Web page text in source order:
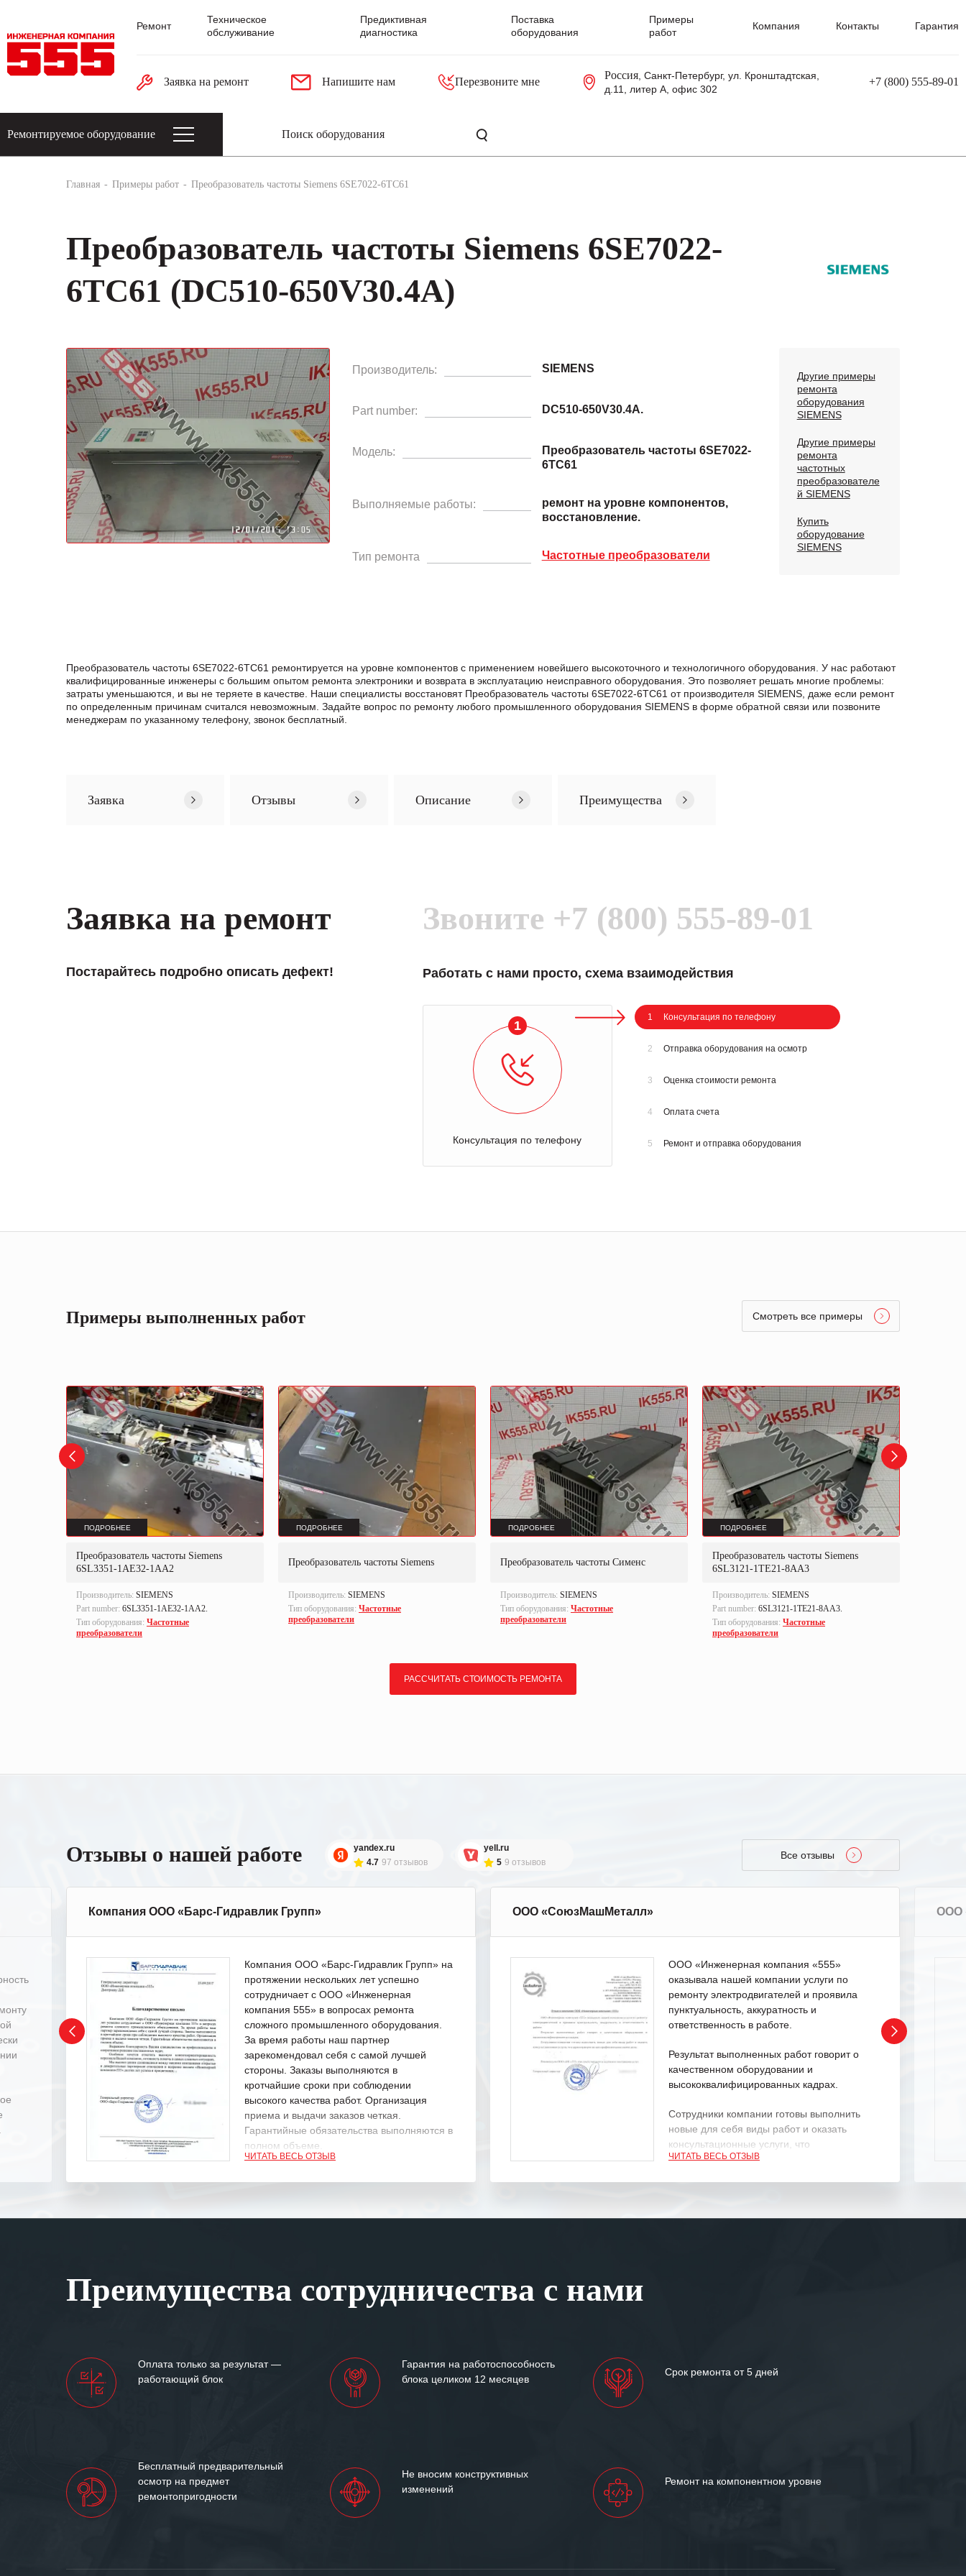
Ремонт
Техническое
обслуживание
Предиктивная
диагностика
Поставка
оборудования
Примеры
работ
Компания Контакты Гарантия
Заявка на ремонт Напишите нам Перезвоните мне
Россия, Санкт-Петербург, ул. Кронштадтская,
д.11, литер А, офис 302
+7 (800) 555-89-01
Ремонтируемое оборудование
Главная Примеры работ Преобразователь частоты Siemens 6SE7022-6TC61
Преобразователь частоты Siemens 6SE7022-
6TC61 (DC510-650V30.4A)
Производитель: SIEMENS
Part number: DC510-650V30.4A.
Модель:
Преобразователь частоты 6SE7022-
6TC61
Выполняемые работы:
ремонт на уровне компонентов,
восстановление.
Тип ремонта Частотные преобразователи
Другие примеры
ремонта
оборудования
SIEMENS
Другие примеры
ремонта
частотных
преобразователе
й SIEMENS
Купить
оборудование
SIEMENS
Преобразователь частоты 6SE7022-6TC61 ремонтируется на уровне компонентов с применением новейшего высокоточного и технологичного оборудования. У нас работают
квалифицированные инженеры с большим опытом ремонта электроники и возврата в эксплуатацию неисправного оборудования. Это позволяет решать многие проблемы:
затраты уменьшаются, и вы не теряете в качестве. Наши специалисты восстановят Преобразователь частоты 6SE7022-6TC61 от производителя SIEMENS, даже если ремонт
по определенным причинам считался невозможным. Задайте вопрос по ремонту любого промышленного оборудования SIEMENS в формe обратной связи или позвоните
менеджерам по указанному телефону, звонок бесплатный.
Заявка Отзывы Описание Преимущества
Заявка на ремонт
Постарайтесь подробно описать дефект!
Звоните +7 (800) 555-89-01
Работать с нами просто, схема взаимодействия
1
Консультация по телефону
1 Консультация по телефону
2 Отправка оборудования на осмотр
3 Оценка стоимости ремонта
4 Оплата счета
5 Ремонт и отправка оборудования
Примеры выполненных работ Смотреть все примеры
ПОДРОБНЕЕ
Преобразователь частоты Siemens
6SL3351-1AE32-1AA2
Производитель: SIEMENS
Part number: 6SL3351-1AE32-1AA2.
Тип оборудования: Частотные
преобразователи
ПОДРОБНЕЕ
Преобразователь частоты Siemens
Производитель: SIEMENS
Тип оборудования: Частотные
преобразователи
ПОДРОБНЕЕ
Преобразователь частоты Сименс
Производитель: SIEMENS
Тип оборудования: Частотные
преобразователи
ПОДРОБНЕЕ
Преобразователь частоты Siemens
6SL3121-1TE21-8AA3
Производитель: SIEMENS
Part number: 6SL3121-1TE21-8AA3.
Тип оборудования: Частотные
преобразователи
РАССЧИТАТЬ СТОИМОСТЬ РЕМОНТА
Отзывы о нашей работе
yandex.ru
4.7 97 отзывов
yell.ru
5 9 отзывов
Все отзывы
Компания ООО «Барс-Гидравлик Групп»
Компания ООО «Барс-Гидравлик Групп» на
протяжении нескольких лет успешно
сотрудничает с ООО «Инженерная
компания 555» в вопросах ремонта
сложного промышленного оборудования.
За время работы наш партнер
зарекомендовал себя с самой лучшей
стороны. Заказы выполняются в
кротчайшие сроки при соблюдении
высокого качества работ. Организация
приема и выдачи заказов четкая.
Гарантийные обязательства выполняются в
полном объеме.
Мы высоко ценим сложившиеся между
«555» долгих лет успеха и процветания.
ЧИТАТЬ ВЕСЬ ОТЗЫВ
ООО «СоюзМашМеталл»
ООО «Инженерная компания «555»
оказывала нашей компании услуги по
ремонту электродвигателей и проявила
пунктуальность, аккуратность и
ответственность в работе.
Результат выполненных работ говорит о
качественном оборудовании и
высококвалифицированных кадрах.
Сотрудники компании готовы выполнить
новые для себя виды работ и оказать
консультационные услуги, что
характеризует их как профессионалов
ответственного и надежного поставщика
ЧИТАТЬ ВЕСЬ ОТЗЫВ
ООО
Преимущества сотрудничества с нами
Оплата только за результат —
работающий блок
Гарантия на работоспособность
блока целиком 12 месяцев
Срок ремонта от 5 дней
Бесплатный предварительный
осмотр на предмет
ремонтопригодности
Не вносим конструктивных
изменений
Ремонт на компонентном уровне